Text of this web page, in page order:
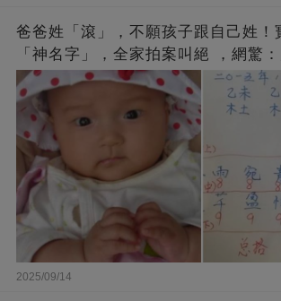
爸爸姓「滾」，不願孩子跟自己姓！
「神名字」，全家拍案叫絕 ，網驚
2025/09/14